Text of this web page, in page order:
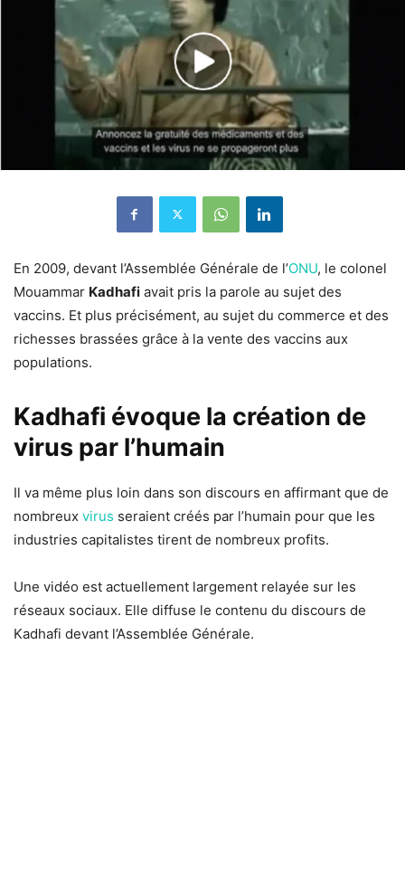
En 2009, devant l’Assemblée Générale de l’ONU, le colonel
Mouammar Kadhafi avait pris la parole au sujet des
vaccins. Et plus précisément, au sujet du commerce et des
richesses brassées grâce à la vente des vaccins aux
populations.
Kadhafi évoque la création de
virus par l’humain
Il va même plus loin dans son discours en affirmant que de
nombreux virus seraient créés par l’humain pour que les
industries capitalistes tirent de nombreux profits.
Une vidéo est actuellement largement relayée sur les
réseaux sociaux. Elle diffuse le contenu du discours de
Kadhafi devant l’Assemblée Générale.